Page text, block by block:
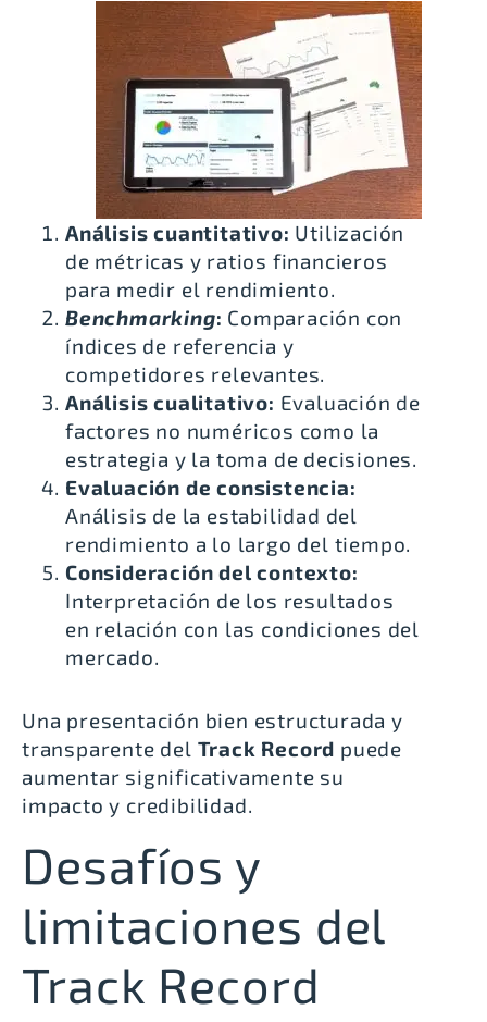
Análisis cuantitativo: Utilización
de métricas y ratios financieros
para medir el rendimiento.
Benchmarking: Comparación con
índices de referencia y
competidores relevantes.
Análisis cualitativo: Evaluación de
factores no numéricos como la
estrategia y la toma de decisiones.
Evaluación de consistencia:
Análisis de la estabilidad del
rendimiento a lo largo del tiempo.
Consideración del contexto:
Interpretación de los resultados
en relación con las condiciones del
mercado.
Una presentación bien estructurada y
transparente del Track Record puede
aumentar significativamente su
impacto y credibilidad.
Desafíos y
limitaciones del
Track Record